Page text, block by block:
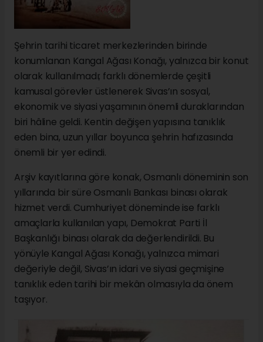
Şehrin tarihi ticaret merkezlerinden birinde
konumlanan Kangal Ağası Konağı, yalnızca bir konut
olarak kullanılmadı; farklı dönemlerde çeşitli
kamusal görevler üstlenerek Sivas’ın sosyal,
ekonomik ve siyasi yaşamının önemli duraklarından
biri hâline geldi. Kentin değişen yapısına tanıklık
eden bina, uzun yıllar boyunca şehrin hafızasında
önemli bir yer edindi.
Arşiv kayıtlarına göre konak, Osmanlı döneminin son
yıllarında bir süre Osmanlı Bankası binası olarak
hizmet verdi. Cumhuriyet döneminde ise farklı
amaçlarla kullanılan yapı, Demokrat Parti İl
Başkanlığı binası olarak da değerlendirildi. Bu
yönüyle Kangal Ağası Konağı, yalnızca mimari
değeriyle değil, Sivas’ın idari ve siyasi geçmişine
tanıklık eden tarihi bir mekân olmasıyla da önem
taşıyor.